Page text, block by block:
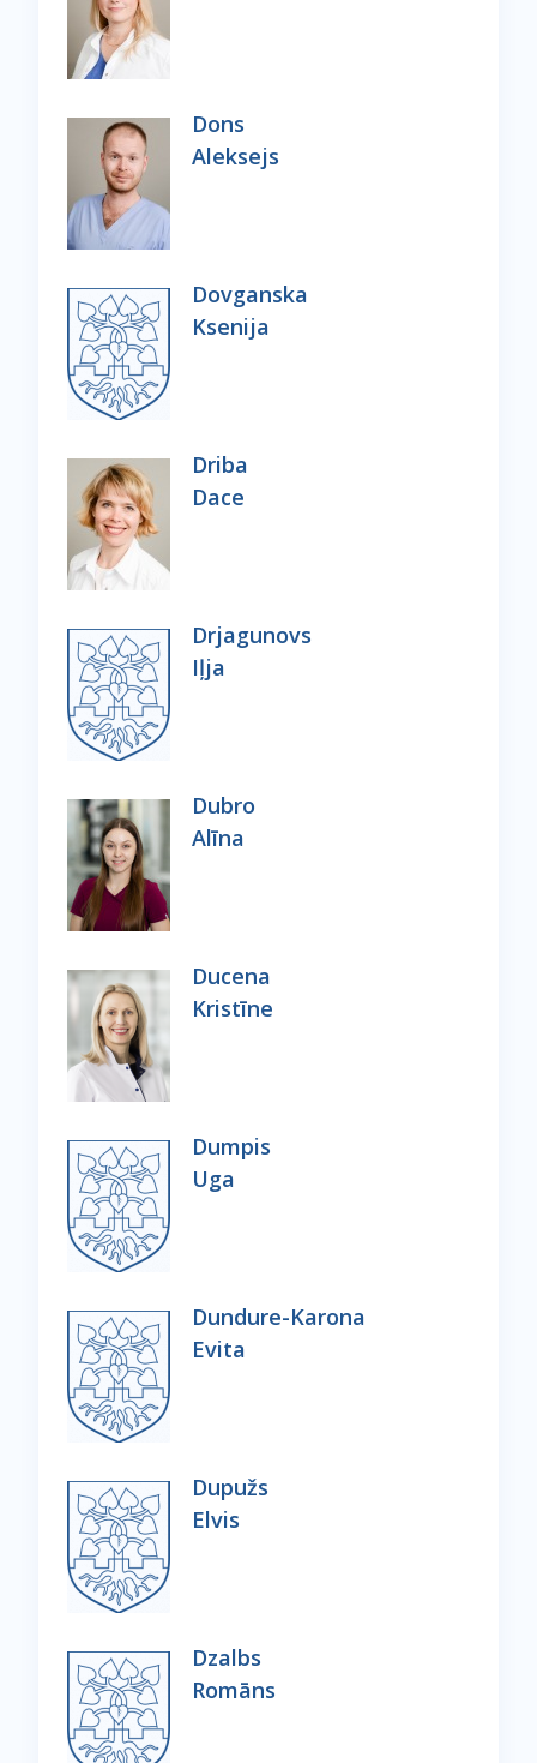
Dons
Aleksejs
Dovganska
Ksenija
Driba
Dace
Drjagunovs
Iļja
Dubro
Alīna
Ducena
Kristīne
Dumpis
Uga
Dundure-Karona
Evita
Dupužs
Elvis
Dzalbs
Romāns